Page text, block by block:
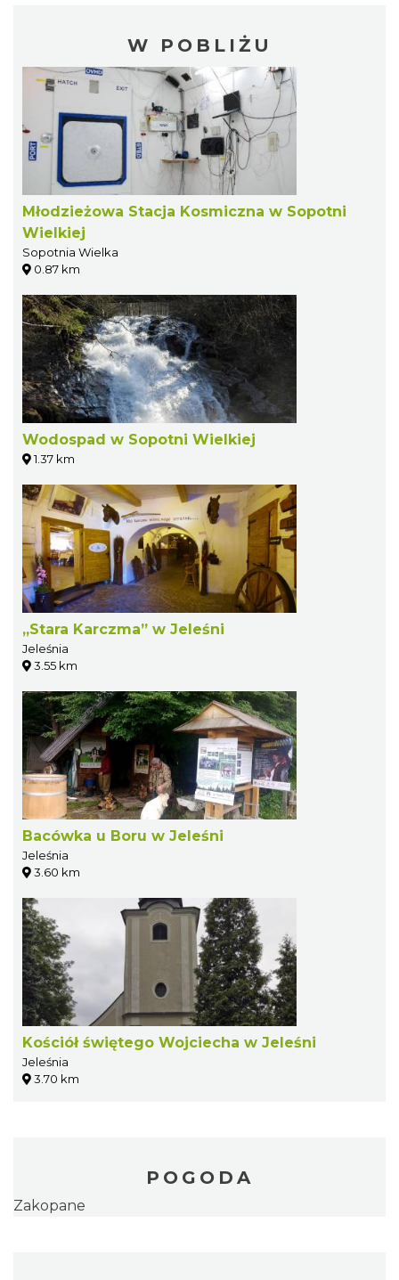
W POBLIŻU
Młodzieżowa Stacja Kosmiczna w Sopotni
Wielkiej
Sopotnia Wielka
0.87 km
Wodospad w Sopotni Wielkiej
1.37 km
„Stara Karczma” w Jeleśni
Jeleśnia
3.55 km
Bacówka u Boru w Jeleśni
Jeleśnia
3.60 km
Kościół świętego Wojciecha w Jeleśni
Jeleśnia
3.70 km
POGODA
Zakopane